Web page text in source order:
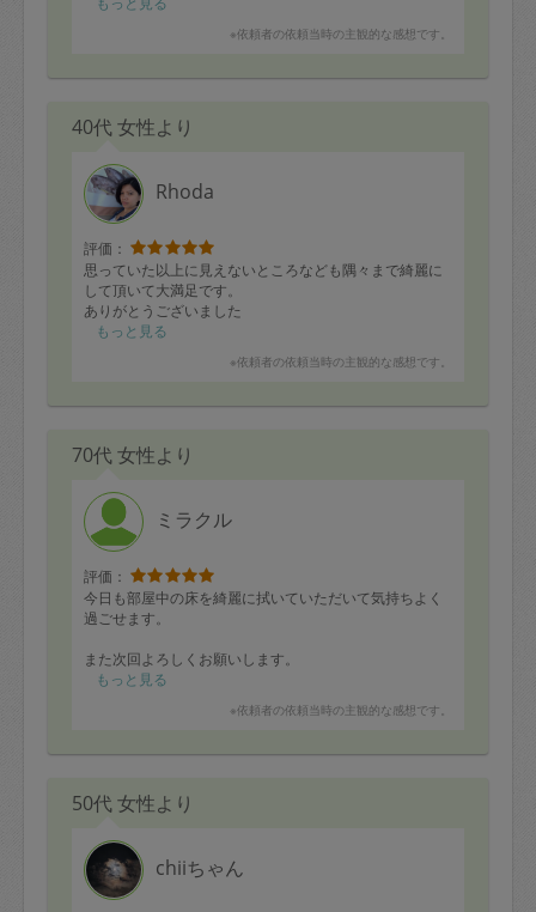
※依頼者の依頼当時の主観的な感想です。
40代 女性より
Rhoda
評価：
思っていた以上に見えないところなども隅々まで綺麗に
して頂いて大満足です。
ありがとうございました
もっと見る
※依頼者の依頼当時の主観的な感想です。
70代 女性より
ミラクル
評価：
今日も部屋中の床を綺麗に拭いていただいて気持ちよく
過ごせます。
また次回よろしくお願いします。
もっと見る
※依頼者の依頼当時の主観的な感想です。
50代 女性より
chiiちゃん